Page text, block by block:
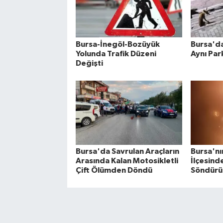
Bursa-İnegöl-Bozüyük
Yolunda Trafik Düzeni
Değişti
Aynı
Bursa'da Savrulan Araçların
Arasında Kalan Motosikletli
Çift Ölümden Döndü